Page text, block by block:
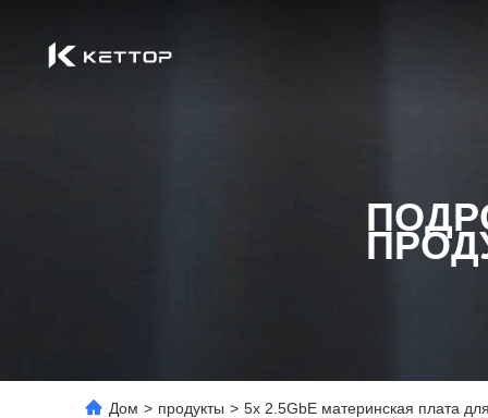
Дом > продукты > 5x 2.5GbE материнская плата